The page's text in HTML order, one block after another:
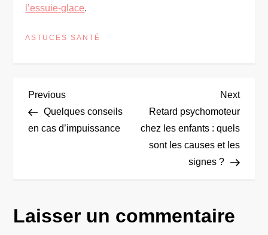
l’essuie-glace.
ASTUCES SANTÉ
N
a
g
Previous
Post
Previous
Quelques conseils
en cas d’impuissance
Next
Post
Next
Retard psychomoteur
chez les enfants : quels
sont les causes et les
signes ?
Laisser un commentaire